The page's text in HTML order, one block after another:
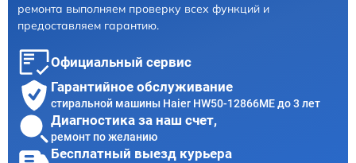
ремонта выполняем проверку всех функций и
предоставляем гарантию.
Официальный сервис
Гарантийное обслуживание
стиральной машины Haier HW50-12866ME до 3 лет
Диагностика за наш счет,
ремонт по желанию
Бесплатный выезд курьера